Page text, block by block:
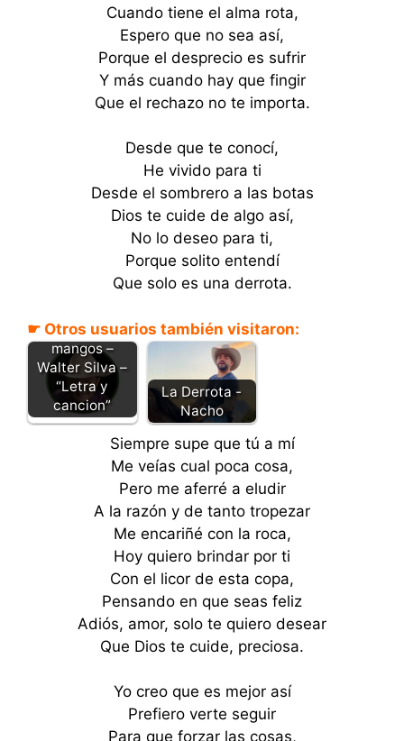
Cuando tiene el alma rota,
Espero que no sea así,
Porque el desprecio es sufrir
Y más cuando hay que fingir
Que el rechazo no te importa.
Desde que te conocí,
He vivido para ti
Desde el sombrero a las botas
Dios te cuide de algo así,
No lo deseo para ti,
Porque solito entendí
Que solo es una derrota.
☛ Otros usuarios también visitaron:
La de los
mangos –
Walter Silva –
“Letra y
cancion”
La Derrota -
Nacho
Siempre supe que tú a mí
Me veías cual poca cosa,
Pero me aferré a eludir
A la razón y de tanto tropezar
Me encariñé con la roca,
Hoy quiero brindar por ti
Con el licor de esta copa,
Pensando en que seas feliz
Adiós, amor, solo te quiero desear
Que Dios te cuide, preciosa.
Yo creo que es mejor así
Prefiero verte seguir
Para que forzar las cosas,